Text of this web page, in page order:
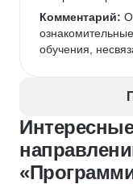
Комментарий:
обучения,